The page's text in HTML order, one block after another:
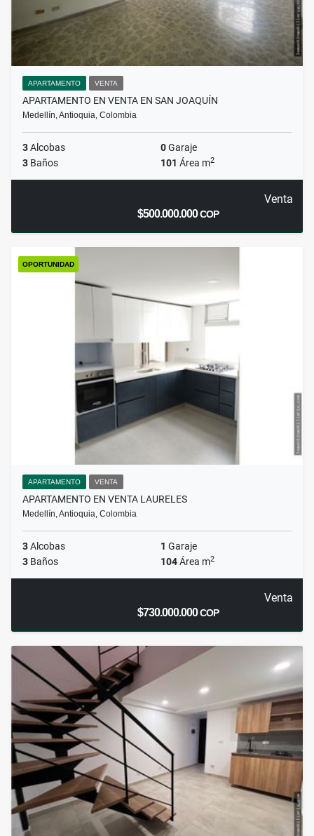
APARTAMENTO VENTA
APARTAMENTO EN VENTA EN SAN JOAQUÍN
Medellín, Antioquia, Colombia
3Alcobas 0Garaje
3 Baños 101 Área m2
Venta
$500.000.000COP
OPORTUNIDAD
APARTAMENTO VENTA
APARTAMENTO EN VENTA LAURELES
Medellín, Antioquia, Colombia
3Alcobas 1 Garaje
3 Baños 104Área m2
Venta
$730.000.000COP